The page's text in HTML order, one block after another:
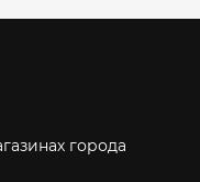
города